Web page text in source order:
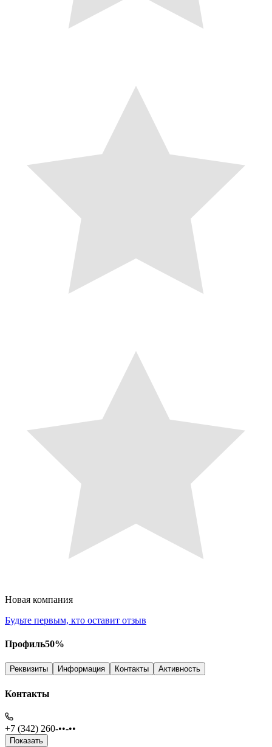
Новая компания
Будьте первым, кто оставит отзыв
Профиль50%
Реквизиты Информация Контакты Активность
Контакты
+7 (342) 260-••-••
Показать